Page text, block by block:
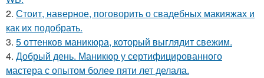
2. Стоит, наверное, поговорить о свадебных макияжах и
как их подобрать.
3. 5 оттенков маникюра, который выглядит свежим.
4. Добрый день. Маникюр у сертифицированного
мастера с опытом более пяти лет делала.